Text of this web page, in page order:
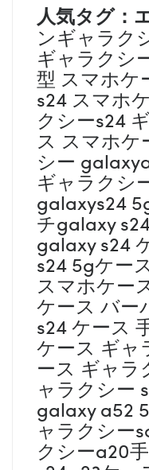
人気タグ：
ンギャラク
ギャラクシ
型 スマホケ
s24 スマホ
クシーs24
ス スマホケ
シー
ギャラクシ
galaxys24
チgalaxy
galaxy s24
s24 5gケー
スマホケー
ケース バー
s24 ケース
ケース ギャ
ース ギャラ
ャラクシー
galaxy a52
ャラクシー
クシーa20